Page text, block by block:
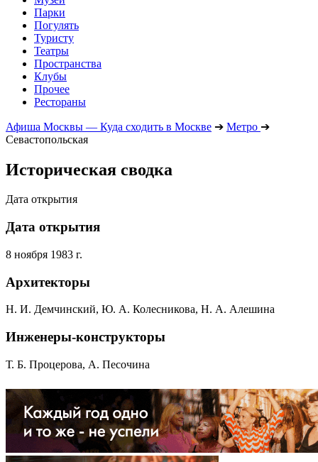
Парки
Погулять
Туристу
Театры
Пространства
Клубы
Прочее
Рестораны
Афиша Москвы — Куда сходить в Москве ➔ Метро ➔
Севастопольская
Историческая сводка
Дата открытия
Дата открытия
8 ноября 1983 г.
Архитекторы
Н. И. Демчинский, Ю. А. Колесникова, Н. А. Алешина
Инженеры-конструкторы
Т. Б. Процерова, А. Песочина